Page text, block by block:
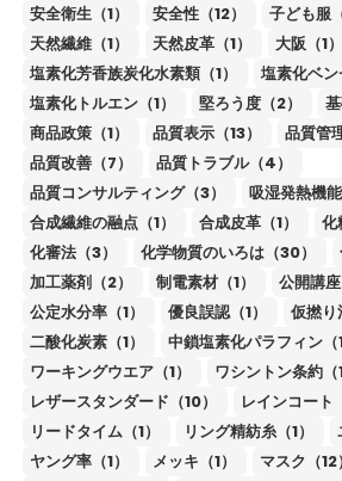
安全衛生（1）
安全性（12）
子ども服
天然繊維（1）
天然皮革（1）
大阪（1）
塩素化芳香族炭化水素類（1）
塩素化ベン
塩素化トルエン（1）
堅ろう度（2）
商品政策（1）
品質表示（13）
品質管
品質改善（7）
品質トラブル（4）
品質コンサルティング（3）
吸湿発熱機能
合成繊維の融点（1）
合成皮革（1）
化
化審法（3）
化学物質のいろは（30）
加工薬剤（2）
制電素材（1）
公開講座
公定水分率（1）
優良誤認（1） 仮撚り
二酸化炭素（1）
中鎖塩素化パラフィン（1
ワーキングウエア（1）
ワシントン条約（1
レザースタンダード（10）
レインコート
リードタイム（1）
リング精紡糸（1）
ヤング率（1）
メッキ（1）
マスク（12）